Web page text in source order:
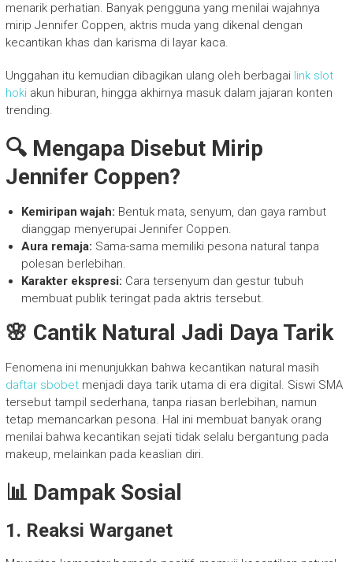
menarik perhatian. Banyak pengguna yang menilai wajahnya
mirip Jennifer Coppen, aktris muda yang dikenal dengan
kecantikan khas dan karisma di layar kaca.
Unggahan itu kemudian dibagikan ulang oleh berbagai link slot
hokiakun hiburan, hingga akhirnya masuk dalam jajaran konten
trending.
🔍 Mengapa Disebut Mirip
Jennifer Coppen?
Kemiripan wajah: Bentuk mata, senyum, dan gaya rambut
dianggap menyerupai Jennifer Coppen.
Aura remaja: Sama-sama memiliki pesona natural tanpa
polesan berlebihan.
Karakter ekspresi: Cara tersenyum dan gestur tubuh
membuat publik teringat pada aktris tersebut.
🌸 Cantik Natural Jadi Daya Tarik
Fenomena ini menunjukkan bahwa kecantikan natural masih
daftar sbobetmenjadi daya tarik utama di era digital. Siswi SMA
tersebut tampil sederhana, tanpa riasan berlebihan, namun
tetap memancarkan pesona. Hal ini membuat banyak orang
menilai bahwa kecantikan sejati tidak selalu bergantung pada
makeup, melainkan pada keaslian diri.
📊 Dampak Sosial
1. Reaksi Warganet